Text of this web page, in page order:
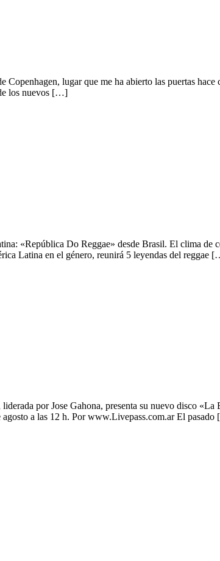
lugar que me ha abierto las puertas
los nuevos […]
«República Do Reggae» desde Brasil. El clima de
Latina en el género, reunirá 5 leyendas del reggae
por Jose Gahona, presenta su nuevo disco
agosto a las 12 h. Por www.Livepass.com.ar El